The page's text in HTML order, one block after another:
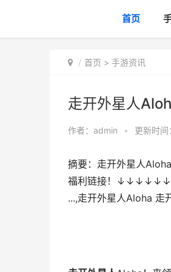
首页
首页 > 手游资讯
走开外星人
作者： admin • 更新时
摘要：走开外星人
福利链接！
...,走开外星人Aloha 走